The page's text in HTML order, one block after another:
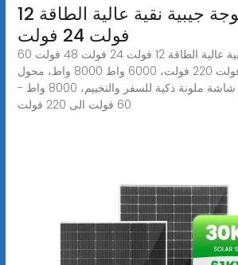
عاكس موجة جيبية نقية عالية الطاقة 12
فولت 24 فولت
عاكس موجة جيبية نقية عالية الطاقة 12 فولت 24 فولت 48 فولت 60
فولت الى 110 فولت 220 فولت، 6000 واط 8000 واط، محول
كهربائي للسيارة مع شاشة ملونة ذكية للسفر والتخييم، 8000 واط -
60 فولت الى 220 فولت